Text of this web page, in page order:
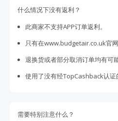
什么情况下没有返利？
此商家不支持APP订单返利。
只有在www.budgetair.co.uk官
退换货或者部分取消订单均有可
使用了没有经TopCashback认证
需要特别注意什么？